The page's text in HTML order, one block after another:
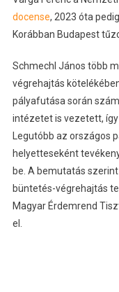
docense, 2023 óta
Korábban Budapest
Schmechl János több
végrehajtás
pályafutása során
intézetet is vezetett,
Legutóbb az országos
helyetteseként
be. A bemutatás
büntetés-végrehajtás
Magyar Érdemrend
el.